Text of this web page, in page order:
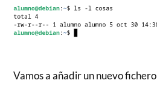
Vamos a añadir un nuevo fichero